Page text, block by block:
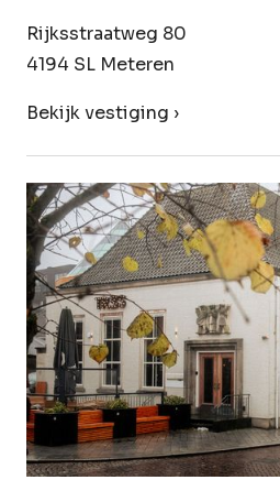
Rijksstraatweg 80
4194 SL Meteren
Bekijk vestiging ›